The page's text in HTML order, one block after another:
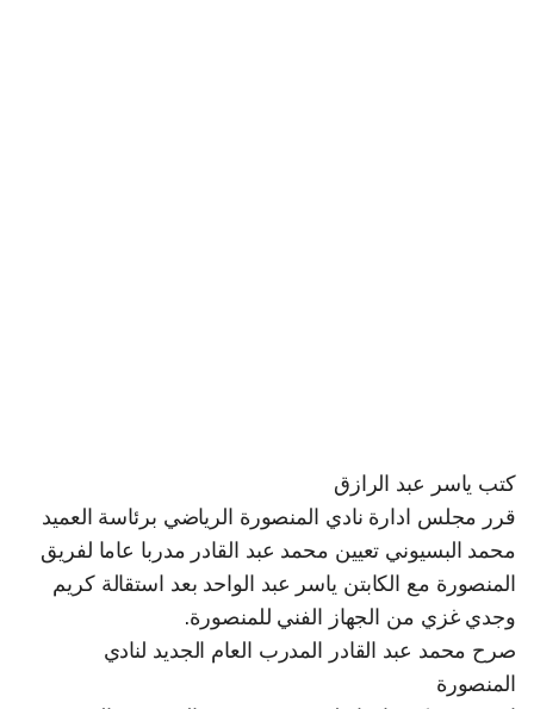
كتب ياسر عبد الرازق
قرر مجلس ادارة نادي المنصورة الرياضي برئاسة العميد
محمد البسيوني تعيين محمد عبد القادر مدربا عاما لفريق
المنصورة مع الكابتن ياسر عبد الواحد بعد استقالة كريم
وجدي غزي من الجهاز الفني للمنصورة.
صرح محمد عبد القادر المدرب العام الجديد لنادي
المنصورة